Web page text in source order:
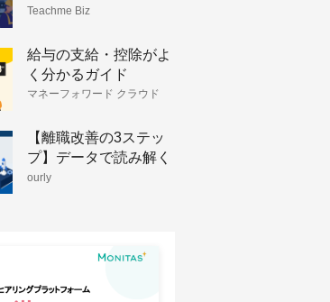
Teachme Biz
給与の支給・控除がよ
く分かるガイド
マネーフォワード クラウド
【離職改善の3ステッ
プ】データで読み解く
人が辞めない組織のつ
ourly